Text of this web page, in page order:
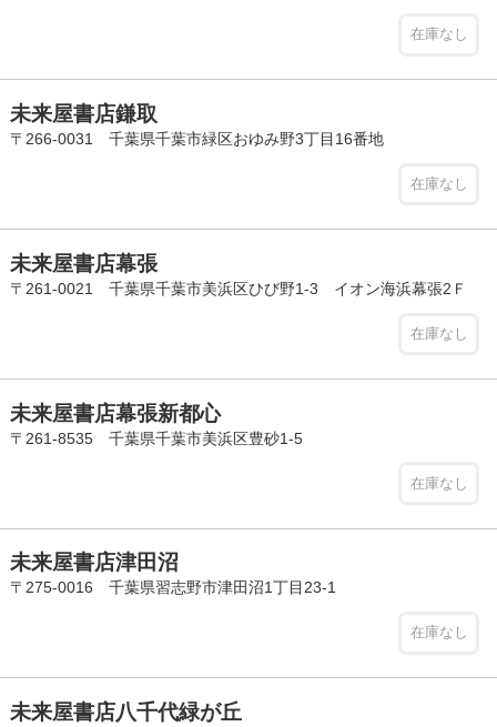
在庫なし
未来屋書店鎌取
〒266-0031 千葉県千葉市緑区おゆみ野3丁目16番地
在庫なし
未来屋書店幕張
〒261-0021 千葉県千葉市美浜区ひび野1-3 イオン海浜幕張2Ｆ
在庫なし
未来屋書店幕張新都心
〒261-8535 千葉県千葉市美浜区豊砂1-5
在庫なし
未来屋書店津田沼
〒275-0016 千葉県習志野市津田沼1丁目23-1
在庫なし
未来屋書店八千代緑が丘